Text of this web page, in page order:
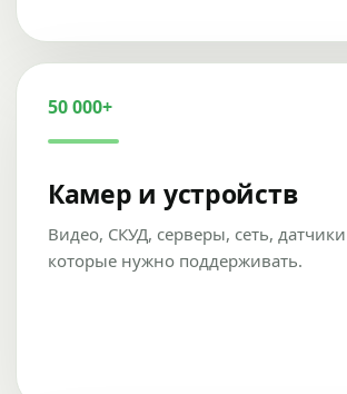
50 000+
Камер и устройств
Видео, СКУД, серверы, сеть,
которые нужно поддерживать.